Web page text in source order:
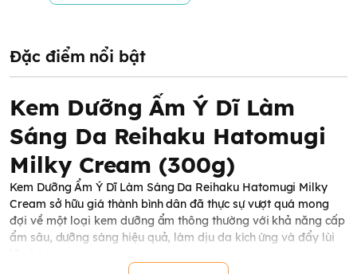
Đặc điểm nổi bật
Kem Dưỡng Ẩm Ý Dĩ Làm
Sáng Da Reihaku Hatomugi
Milky Cream (300g)
Kem Dưỡng Ẩm Ý Dĩ Làm Sáng Da Reihaku Hatomugi Milky
Cream sở hữu giá thành bình dân đã thực sự vượt quá mong
đợi về một loại kem dưỡng ẩm thông thường với khả năng cấp
ẩm sâu, dưỡng sáng hiệu quả, làm dịu da kích ứng và đẩy lùi